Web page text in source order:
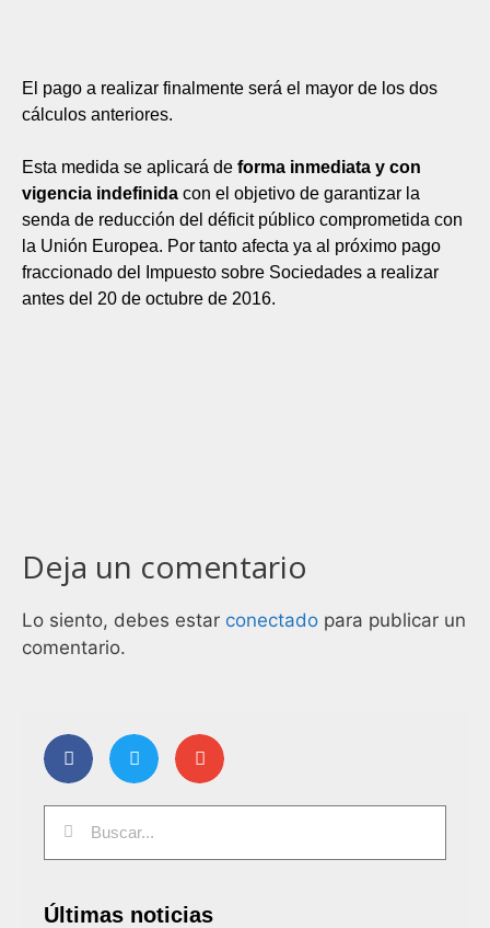
El pago a realizar finalmente será el mayor de los dos
cálculos anteriores.
Esta medida se aplicará de forma inmediata y con
vigencia indefinida con el objetivo de garantizar la
senda de reducción del déficit público comprometida con
la Unión Europea. Por tanto afecta ya al próximo pago
fraccionado del Impuesto sobre Sociedades a realizar
antes del 20 de octubre de 2016.
Deja un comentario
Lo siento, debes estar conectado para publicar un
comentario.
Últimas noticias